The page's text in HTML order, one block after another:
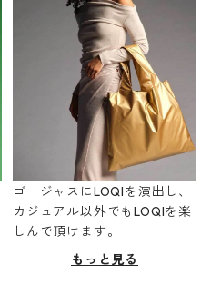
ゴージャスにLOQIを演出し、
カジュアル以外でもLOQIを楽
しんで頂けます。
もっと見る